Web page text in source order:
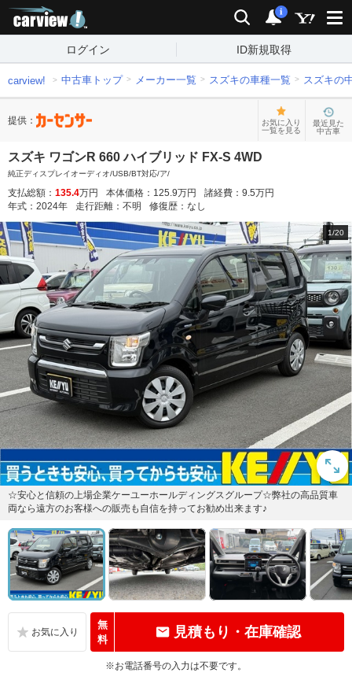
検索 通知
i
ログイン ID新規取得
carview! 中古車トップ メーカー一覧 スズキの車種一覧 スズキの
提供：
お気に入り
一覧を見る
最近見た
中古車
スズキ ワゴンR 660 ハイブリッド FX-S 4WD
純正ディスプレイオーディオ/USB/BT対応/ア/
支払総額： 135.4万円 本体価格： 125.9万円 諸経費： 9.5万円
年式： 2024年 走行距離： 不明 修復歴： なし
1/20
☆安心と信頼の上場企業ケーユーホールディングスグループ☆弊社の高品質車
両なら遠方のお客様への販売も自信を持ってお勧め出来ます♪
無
料
見積もり・在庫確認
※お電話番号の入力は不要です。